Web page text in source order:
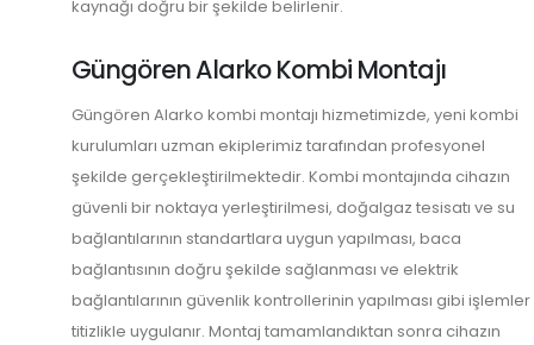
kaynağı doğru bir şekilde belirlenir.
Güngören Alarko Kombi Montajı
Güngören Alarko kombi montajı hizmetimizde, yeni kombi
kurulumları uzman ekiplerimiz tarafından profesyonel
şekilde gerçekleştirilmektedir. Kombi montajında cihazın
güvenli bir noktaya yerleştirilmesi, doğalgaz tesisatı ve su
bağlantılarının standartlara uygun yapılması, baca
bağlantısının doğru şekilde sağlanması ve elektrik
bağlantılarının güvenlik kontrollerinin yapılması gibi işlemler
titizlikle uygulanır. Montaj tamamlandıktan sonra cihazın